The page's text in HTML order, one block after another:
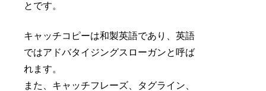
とです。
キャッチコピーは和製英語であり、英語
ではアドバタイジングスローガンと呼ば
れます。
また、キャッチフレーズ、タグライン、